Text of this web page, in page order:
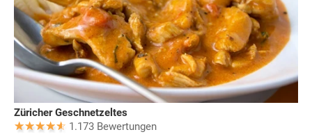
Züricher Geschnetzeltes
1.173 Bewertungen